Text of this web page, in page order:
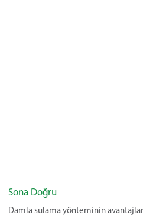
Sona Doğru
Damla sulama yönteminin